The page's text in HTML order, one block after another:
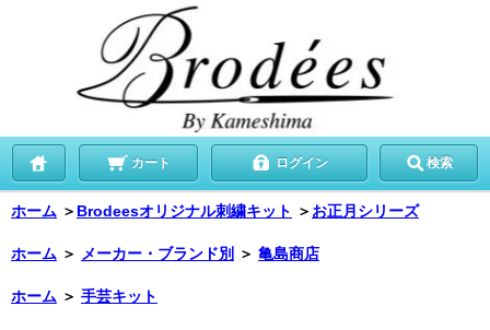
カート ログイン 検索
ホーム ＞ Brodeesオリジナル刺繍キット ＞ お正月シリーズ
ホーム ＞ メーカー・ブランド別 ＞ 亀島商店
ホーム ＞ 手芸キット